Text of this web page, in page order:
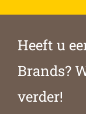
Heeft u
Brands?
verder!